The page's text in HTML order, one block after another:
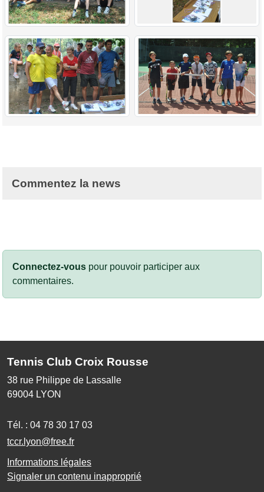
Commentez la news
Connectez-vous pour pouvoir participer aux
commentaires.
Tennis Club Croix Rousse
38 rue Philippe de Lassalle
69004 LYON
Tél. : 04 78 30 17 03
tccr.lyon@free.fr
Informations légales
Signaler un contenu inapproprié